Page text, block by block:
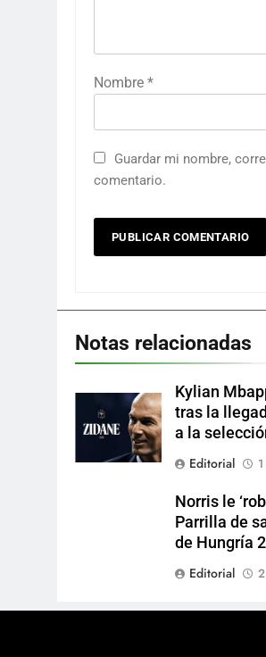
Nombre *
Guardar mi nombre,
comentario.
Notas relacionadas
Kylian
tras la
a la
Editorial
Norris le
Parrilla de
de Hungría
Editorial